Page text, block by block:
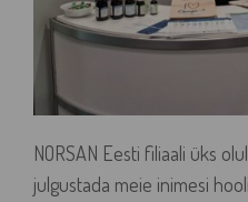
NORSAN Eesti filiaali üks
julgustada meie inimesi